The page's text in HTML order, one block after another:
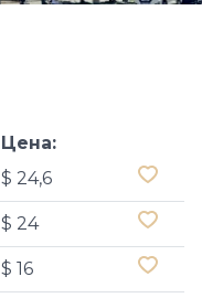
Цена:
$ 24,6
$ 24
$ 16